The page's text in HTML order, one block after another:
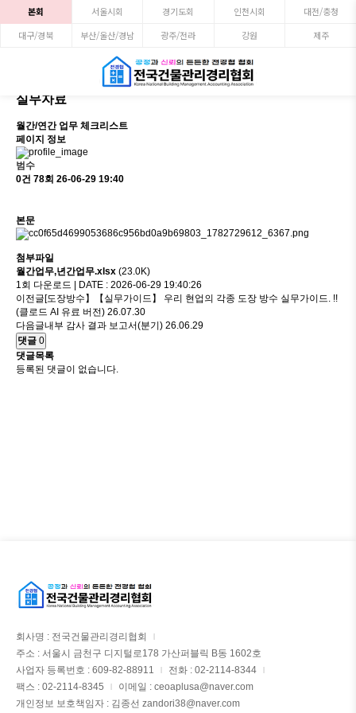
본회 서울시회 경기도회 인천시회
대전/충청
대구/경북
부산/울산/경남 광주/전라 강원 제주
실무자료
월간/연간 업무 체크리스트
페이지 정보
범수
0건 78회 26-06-29 19:40
본문
첨부파일
월간업무,년간업무.xlsx (23.0K)
1회 다운로드 | DATE : 2026-06-29 19:40:26
이전글[도장방수】【실무가이드】 우리 현업의 각종 도장 방수 실무가이드. !!
(클로드 AI 유료 버전) 26.07.30
다음글내부 감사 결과 보고서(분기) 26.06.29
댓글 0
댓글목록
등록된 댓글이 없습니다.
회사명 : 전국건물관리경리협회
주소 : 서울시 금천구 디지털로178 가산퍼블릭 B동 1602호
사업자 등록번호 : 609-82-88911
전화 : 02-2114-8344
팩스 : 02-2114-8345
이메일 : ceoaplusa@naver.com
개인정보 보호책임자 : 김종선 zandori38@naver.com